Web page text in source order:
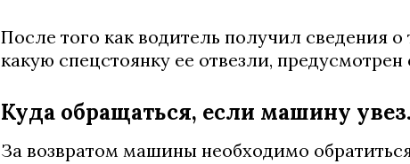
После того как водитель получил сведения
какую спецстоянку ее отвезли,
Куда обращаться, если машину
За возвратом машины необходимо